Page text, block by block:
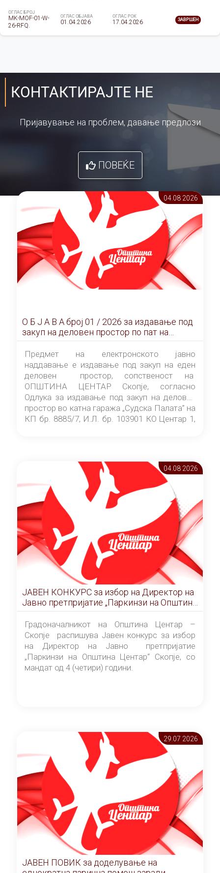
ОГЛАС БРОЈ
MK-MOF-01-W-
26-RFQ.
ОГЛАС ОБЈАВА
01.04.2026
ОГЛАС РОК
17.04.2026 ЗАВРШЕН
КОНТАКТИРАЈТЕ НЕ
Пријавување на проблем, давање предлози
ПОВЕЌЕ
04.08 2026
О Б Ј А В А брoj 01 / 2026 за издавање под
закуп на деловен простор по пат на
ЕЛЕКТРОНСКО ЈАВНО НАДДАВАЊЕ
Предмет на електронското јавно
наддавање е издавање под закуп на еден
деловен простор, сопственост на
ОПШТИНА ЦЕНТАР Скопје, согласно
Одлука за издавање под закуп на деловен
простор во катна гаража „Судска Палата” на
КП бр. 8885/7, И.Л. бр. 103901 КО Центар 1,
Скопје” број 9/2026), за времетраење од 3
(три) години од денот на потпишувањето на
Договорот за закуп со најповолниот
понудувач.
04.08 2026
ЈАВЕН КОНКУРС за избор на Директор на
Јавно претпријатие „Паркинзи на Општина
Центар“ – Скопје
Градоначалникот на Општина Центар –
Скопје распишува Јавен конкурс за избор
на Директор на Јавно претпријатие
„Паркинзи на Општина Центар“ Скопје, со
мандат од 4 (четири) години.
29.07 2026
ЈАВЕН ПОВИК за доделување на